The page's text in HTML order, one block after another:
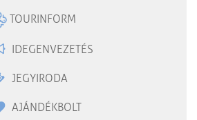
TOURINFORM
IDEGENVEZETÉS
JEGYIRODA
AJÁNDÉKBOLT